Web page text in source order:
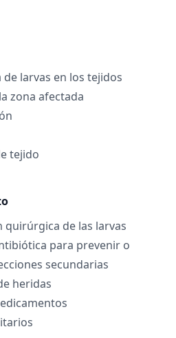
de larvas en los tejidos
zona afectada
tejido
quirúrgica de las larvas
para prevenir o
secundarias
heridas